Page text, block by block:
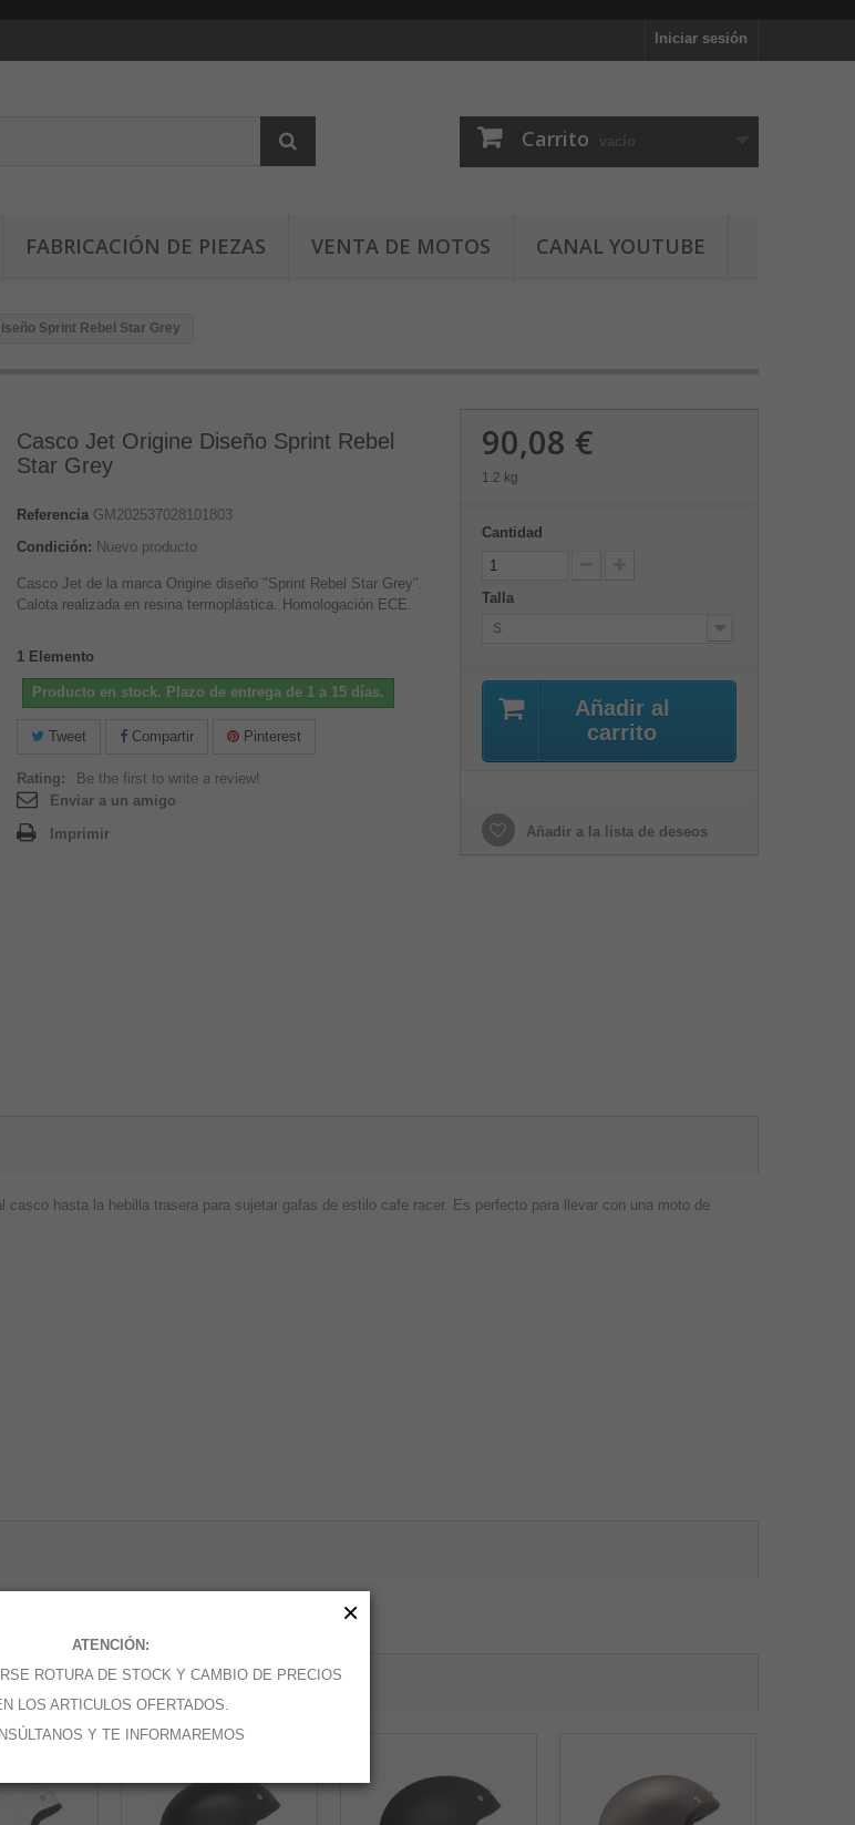
Iniciar sesión
Carrito vacío
FABRICACIÓN DE PIEZAS VENTA DE MOTOS CANAL YOUTUBE
Sprint Rebel Star Grey
Casco Jet Origine Diseño Sprint Rebel
Star Grey
Referencia GM202537028101803
Condición: Nuevo producto
Casco Jet de la marca Origine diseño "Sprint Rebel Star Grey".
Calota realizada en resina termoplástica. Homologación ECE.
1 Elemento
Producto en stock. Plazo de entrega de 1 a 15 días.
Tweet Compartir Pinterest
Rating:
Be the first to write a review!
Enviar a un amigo
Imprimir
90,08 €
1.2 kg
Cantidad
Talla
S
Añadir al
carrito
Añadir a la lista de deseos
hasta la hebilla trasera para sujetar gafas de estilo cafe racer. Es perfecto para llevar con una moto de
ATENCIÓN:
ROTURA DE STOCK Y CAMBIO DE PRECIOS
LOS ARTICULOS OFERTADOS.
Y TE INFORMAREMOS
×